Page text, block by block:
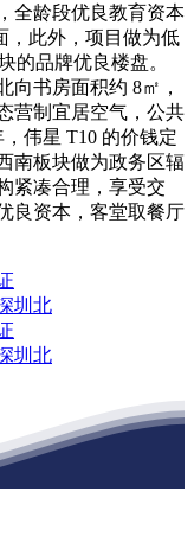
全龄段优良教育资本
，此外，项目做为低
的品牌优良楼盘。
向书房面积约 8㎡，
营制宜居空气，公共
伟星 T10 的价钱定
南板块做为政务区辐
紧凑合理，享受交
良资本，客堂取餐厅
圳北
圳北